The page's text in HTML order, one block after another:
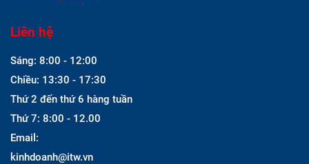
Liên hệ
Sáng: 8:00 - 12:00
Chiều: 13:30 - 17:30
Thứ 2 đến thứ 6 hàng tuần
Thứ 7: 8:00 - 12.00
Email:
kinhdoanh@itw.vn